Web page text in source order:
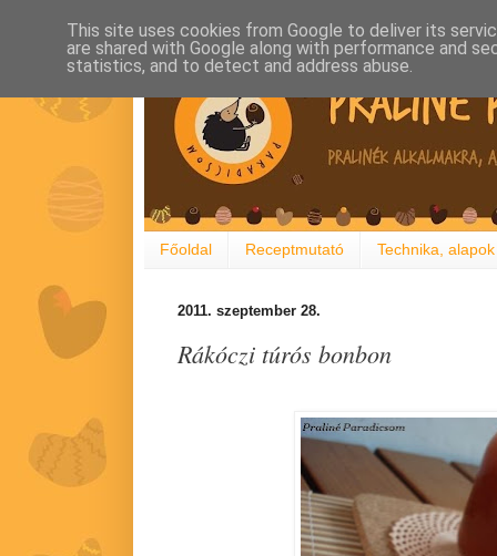
Főoldal Receptmutató Technika, alapok
2011. szeptember 28.
Rákóczi túrós bonbon
This site uses cookies from Google to deliver its
are shared with Google along with performance and
statistics, and to detect and address abuse.